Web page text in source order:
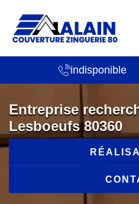
indisponible
Entreprise
Lesboeufs 80360